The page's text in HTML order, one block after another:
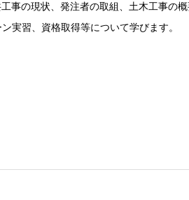
事の現状、発注者の取組、土木工事の
実習、資格取得等について学びます。